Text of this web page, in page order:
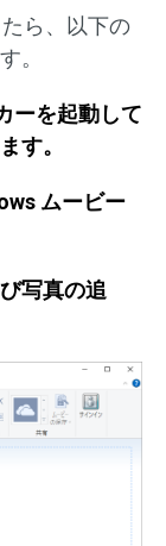
ら、以下の
。
ーを起動して
す。
ムービー
写真の追